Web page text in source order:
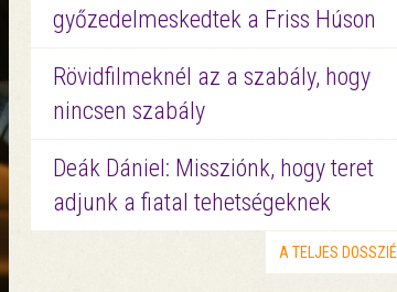
győzedelmeskedtek a Friss Húson
Rövidfilmeknél az a szabály, hogy
nincsen szabály
Deák Dániel: Missziónk, hogy teret
adjunk a fiatal tehetségeknek
A TELJES DOSSZIÉ